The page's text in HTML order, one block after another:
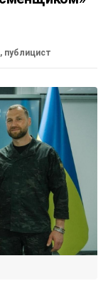
публицист